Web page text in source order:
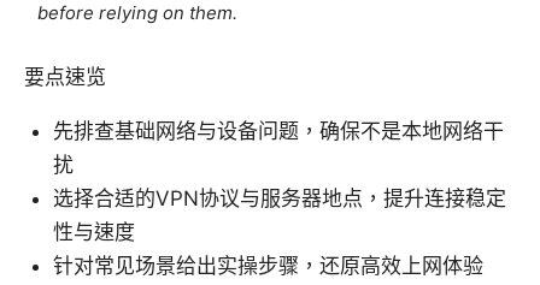
before relying on them.
要点速览
先排查基础网络与设备问题，确保不是本地网络干
扰
选择合适的VPN协议与服务器地点，提升连接稳定
性与速度
针对常见场景给出实操步骤，还原高效上网体验